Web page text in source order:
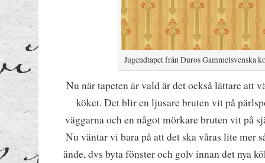
Jugendtapet från Duros Gammelsvenska
Nu när tapeten är vald är det också lättare att
köket. Det blir en ljusare bruten vit på
väggarna och en något mörkare bruten vit på
Nu väntar vi bara på att det ska våras lite mer
ände, dvs byta fönster och golv innan det nya